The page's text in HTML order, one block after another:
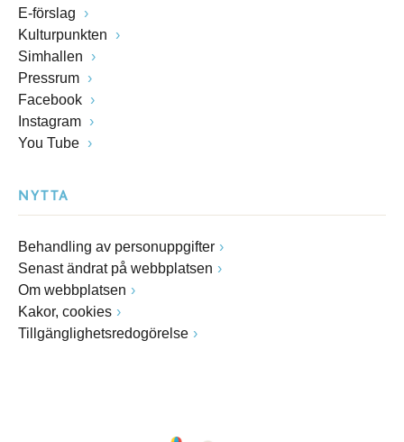
E-förslag
Kulturpunkten
Simhallen
Pressrum
Facebook
Instagram
You Tube
NYTTA
Behandling av personuppgifter
Senast ändrat på webbplatsen
Om webbplatsen
Kakor, cookies
Tillgänglighetsredogörelse